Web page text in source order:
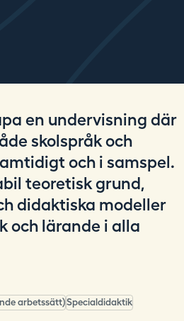
en undervisning där
skolspråk och
och i samspel.
teoretisk grund,
didaktiska modeller
och lärande i alla
arbetssätt)Specialdidaktik